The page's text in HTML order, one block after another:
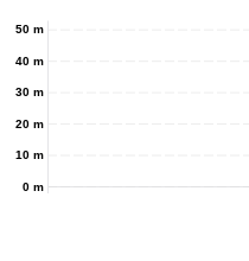
0 m
10 m
20 m
30 m
40 m
50 m